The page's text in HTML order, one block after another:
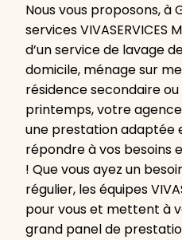
Nous vous proposons, à
services VIVASERVICES
d’un service de lavage
domicile, ménage sur
résidence secondaire
printemps, votre
une prestation adaptée
répondre à vos besoins
! Que vous ayez un
régulier, les équipes
pour vous et mettent à
grand panel de